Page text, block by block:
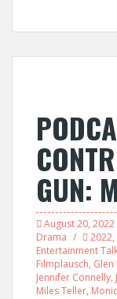
GUN:
August 20, 2022
Drama
2022,
Entertainment
Filmplausch, Glen
Jennifer Connelly,
Miles Teller,